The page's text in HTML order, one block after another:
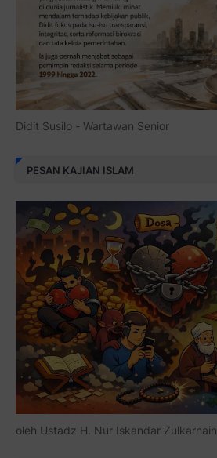
Didit Susilo - Wartawan Senior
PESAN KAJIAN ISLAM
oleh Ustadz H. Nur Iskandar Zulkarnain